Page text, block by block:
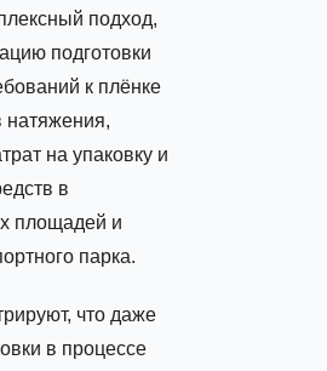
подход,
подготовки
к плёнке
натяжения,
на упаковку и
в
площадей и
парка.
что даже
в процессе